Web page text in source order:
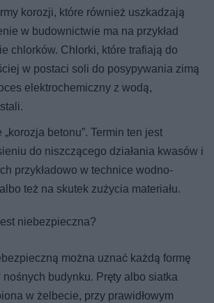
korozji, które również uszkadzają
w budownictwie ma na przykład
chlorków. Chlorki, które trafiają do
w postaci soli do posypywania zimą
elektrochemiczny z wodą,
betonu”. Termin ten jest
do niszczącego działania kwasów i
przykładowo w technice wodno-
też na skutek zużycia materiału.
niebezpieczna?
można uznać każdą formę
budynku. Pręty albo siatka
w żelbecie, przy prawidłowym